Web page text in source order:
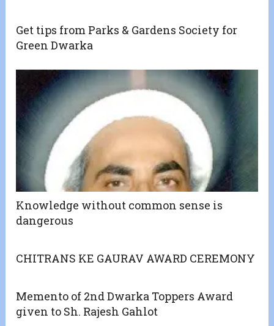
Get tips from Parks & Gardens Society for
Green Dwarka
Knowledge without common sense is
dangerous
CHITRANS KE GAURAV AWARD CEREMONY
Memento of 2nd Dwarka Toppers Award
given to Sh. Rajesh Gahlot